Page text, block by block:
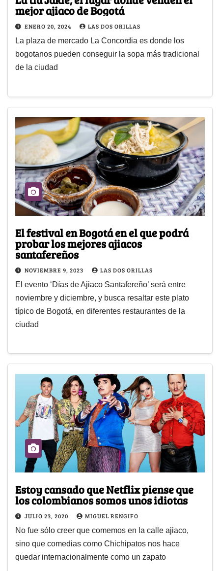
mejor ajiaco de Bogotá
ENERO 20, 2024 LAS DOS ORILLAS
La plaza de mercado La Concordia es donde los
bogotanos pueden conseguir la sopa más tradicional
de la ciudad
El festival en Bogotá en el que podrá
probar los mejores ajiacos
santafereños
NOVIEMBRE 9, 2023 LAS DOS ORILLAS
El evento ‘Días de Ajiaco Santafereño’ será entre
noviembre y diciembre, y busca resaltar este plato
típico de Bogotá, en diferentes restaurantes de la
ciudad
Estoy cansado que Netflix piense que
los colombianos somos unos idiotas
JULIO 23, 2020 MIGUEL RENGIFO
No fue sólo creer que comemos en la calle ajiaco,
sino que comedias como Chichipatos nos hace
quedar internacionalmente como un zapato